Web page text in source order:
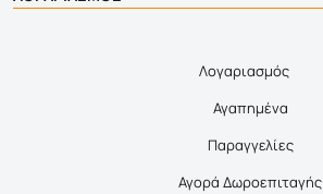
Λογαριασμός
Αγαπημένα
Παραγγελίες
Αγορά Δωροεπιταγής